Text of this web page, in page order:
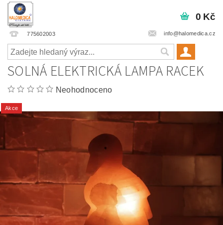
775602003 info@halomedica.cz
0 Kč
SOLNÁ ELEKTRICKÁ LAMPA RACEK
Neohodnoceno
Akce